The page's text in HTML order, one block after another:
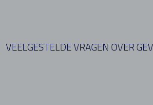
VEELGESTELDE VRAGEN OVER